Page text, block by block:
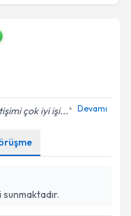
çok iyi işi... Devamı